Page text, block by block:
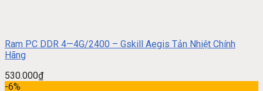
Ram PC DDR 4—4G/2400 – Gskill Aegis Tản Nhiệt Chính
Hãng
530.000₫
-6%